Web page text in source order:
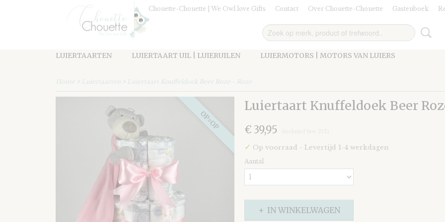
Chouette-Chouette | We Owl love Gifts Contact Over Chouette-Chouette Gastenboek
LUIERTAARTEN LUIERTAART UIL | LUIERUILEN LUIERMOTORS | MOTORS VAN LUIERS
Home > Luiertaarten > Luiertaart Knuffeldoek Beer Roze - Roze
OP=OP
Luiertaart Knuffeldoek Beer
€ 39,95
✓ Op voorraad - Levertijd 1-4 werkdagen
Aantal
IN WINKELWAGEN